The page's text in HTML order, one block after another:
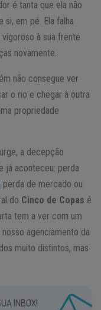
é tanta que ela não
si, em pé. Ela falha
à sua frente
novamente.
não consegue ver
o rio e chegar à outra
propriedade
a decepção
já aconteceu: perda
, perda de mercado ou
do Cinco de Copas é
tem a ver com um
agenciamento da
muito distintos, mas
INBOX!